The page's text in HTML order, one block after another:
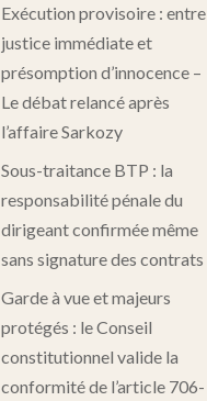
Exécution provisoire : entre
justice immédiate et
présomption d’innocence –
Le débat relancé après
l’affaire Sarkozy
Sous-traitance BTP : la
responsabilité pénale du
dirigeant confirmée même
sans signature des contrats
Garde à vue et majeurs
protégés : le Conseil
constitutionnel valide la
conformité de l’article 706-